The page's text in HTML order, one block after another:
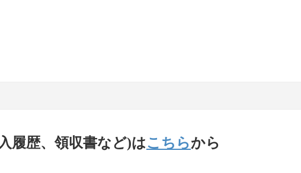
履歴、領収書など)はこちらから